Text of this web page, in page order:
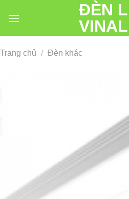
đến
ĐÈN
Trang chủ / Đèn khác